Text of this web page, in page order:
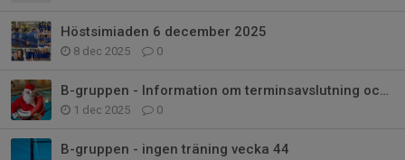
Höstsimiaden 6 december 2025
8 dec 2025 0
B-gruppen - Information om terminsavslutning och jullov
1 dec 2025 0
B-gruppen - ingen träning vecka 44